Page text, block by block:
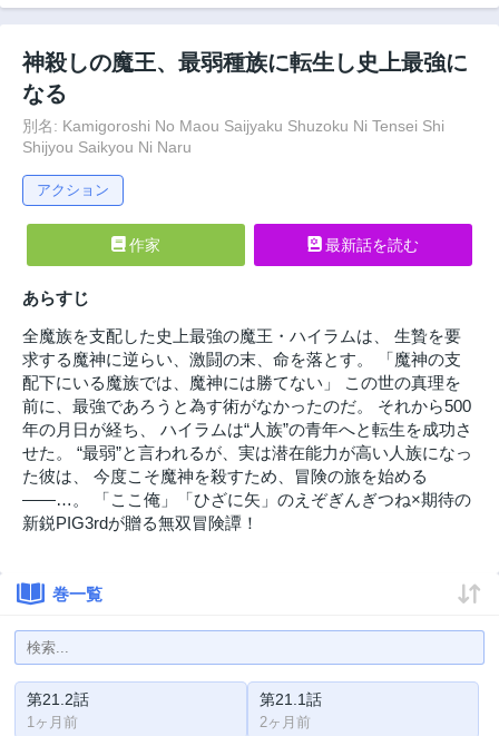
神殺しの魔王、最弱種族に転生し史上最強に
なる
別名: Kamigoroshi No Maou Saijyaku Shuzoku Ni Tensei Shi
Shijyou Saikyou Ni Naru
アクション
作家 最新話を読む
あらすじ
全魔族を支配した史上最強の魔王・ハイラムは、 生贄を要
求する魔神に逆らい、激闘の末、命を落とす。 「魔神の支
配下にいる魔族では、魔神には勝てない」 この世の真理を
前に、最強であろうと為す術がなかったのだ。 それから500
年の月日が経ち、 ハイラムは“人族”の青年へと転生を成功さ
せた。 “最弱”と言われるが、実は潜在能力が高い人族になっ
た彼は、 今度こそ魔神を殺すため、冒険の旅を始める
――…。 「ここ俺」「ひざに矢」のえぞぎんぎつね×期待の
新鋭PIG3rdが贈る無双冒険譚！
巻一覧
第21.2話
1ヶ月前
第21.1話
2ヶ月前